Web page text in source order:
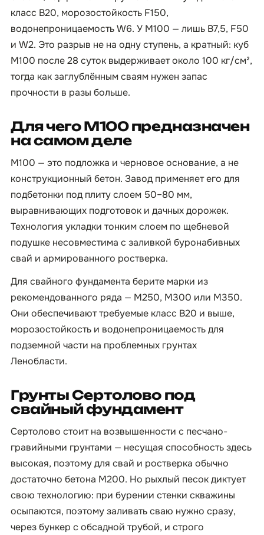
класс B20, морозостойкость F150,
водонепроницаемость W6. У М100 — лишь B7,5, F50
и W2. Это разрыв не на одну ступень, а кратный: куб
М100 после 28 суток выдерживает около 100 кг/см²,
тогда как заглублённым сваям нужен запас
прочности в разы больше.
Для чего М100 предназначен
на самом деле
М100 — это подложка и черновое основание, а не
конструкционный бетон. Завод применяет его для
подбетонки под плиту слоем 50–80 мм,
выравнивающих подготовок и дачных дорожек.
Технология укладки тонким слоем по щебневой
подушке несовместима с заливкой буронабивных
свай и армированного ростверка.
Для свайного фундамента берите марки из
рекомендованного ряда — М250, М300 или М350.
Они обеспечивают требуемые класс B20 и выше,
морозостойкость и водонепроницаемость для
подземной части на проблемных грунтах
Ленобласти.
Грунты Сертолово под
свайный фундамент
Сертолово стоит на возвышенности с песчано-
гравийными грунтами — несущая способность здесь
высокая, поэтому для свай и ростверка обычно
достаточно бетона М200. Но рыхлый песок диктует
свою технологию: при бурении стенки скважины
осыпаются, поэтому заливать сваю нужно сразу,
через бункер с обсадной трубой, и строго